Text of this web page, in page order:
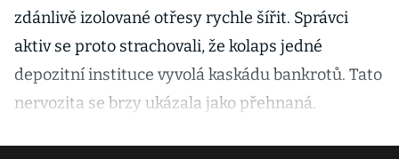
zdánlivě izolované otřesy rychle šířit. Správci
aktiv se proto strachovali, že kolaps jedné
depozitní instituce vyvolá kaskádu bankrotů. Tato
nervozita se brzy ukázala jako přehnaná.